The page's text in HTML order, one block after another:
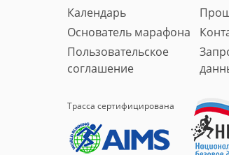
Календарь
Основатель марафона
Пользовательское
соглашение
Трасса сертифицирована